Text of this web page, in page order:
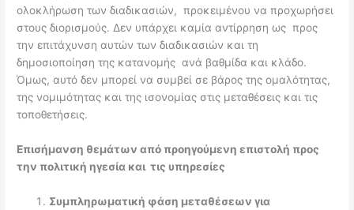
ολοκλήρωση των διαδικασιών, προκειμένου να προχωρήσει
στους διορισμούς. Δεν υπάρχει καμία αντίρρηση ως προς
την επιτάχυνση αυτών των διαδικασιών και τη
δημοσιοποίηση της κατανομής ανά βαθμίδα και κλάδο.
Όμως, αυτό δεν μπορεί να συμβεί σε βάρος της ομαλότητας,
της νομιμότητας και της ισονομίας στις μεταθέσεις και τις
τοποθετήσεις.
Επισήμανση θεμάτων από προηγούμενη επιστολή προς
την πολιτική ηγεσία και τις υπηρεσίες
Συμπληρωματική φάση μεταθέσεων για